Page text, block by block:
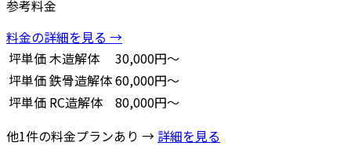
参考料金
料金の詳細を見る →
坪単価木造解体
30,000円～
坪単価鉄骨造解体60,000円～
坪単価 RC造解体
80,000円～
他1件の料金プランあり → 詳細を見る